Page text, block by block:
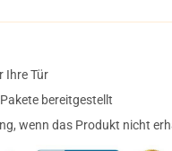
Ihre Tür
bereitgestellt
wenn das Produkt nicht